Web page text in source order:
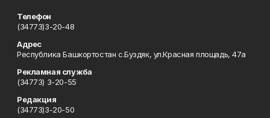
Телефон
(34773)3-20-48
Адрес
Республика Башкортостан с.Буздяк, ул.Красная площадь, 47а
Рекламная служба
(34773) 3-20-55
Редакция
(34773)3-20-50